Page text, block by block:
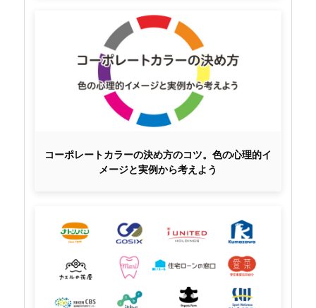
コーポレートカラーの決め方のコツ。色の心理的イ
メージと実例から考えよう